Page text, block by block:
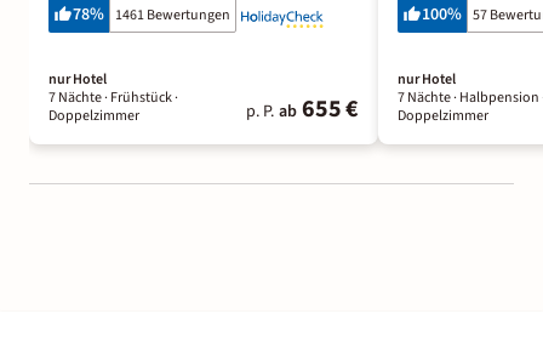
78% 1461 Bewertungen
nur Hotel
7 Nächte· Frühstück·
Doppelzimmer
p. P. ab 655 €
100% 57
nur Hotel
7 Nächte· Halbpension
Doppelzimmer